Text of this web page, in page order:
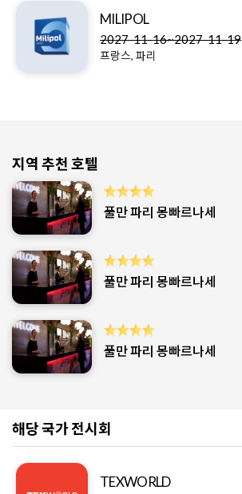
MILIPOL
2027-11-16~2027-11-19
프랑스, 파리
지역 추천 호텔
풀만 파리 몽빠르나세
풀만 파리 몽빠르나세
풀만 파리 몽빠르나세
해당 국가 전시회
TEXWORLD